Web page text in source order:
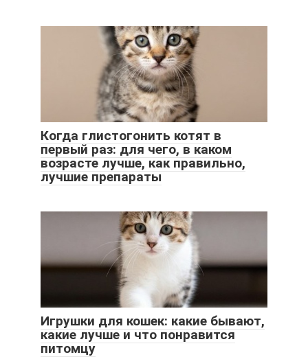
Когда глистогонить котят в
первый раз: для чего, в каком
возрасте лучше, как правильно,
лучшие препараты
Игрушки для кошек: какие бывают,
какие лучше и что понравится
питомцу